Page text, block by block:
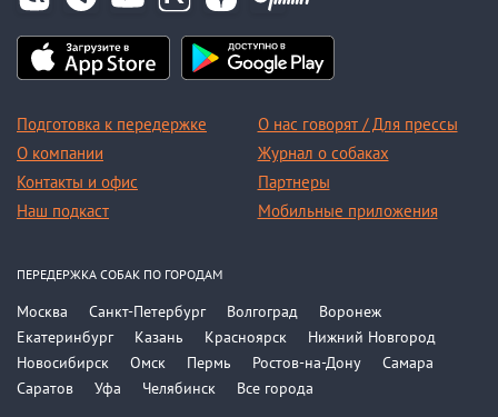
Подготовка к передержке
О компании
Контакты и офис
Наш подкаст
О нас говорят / Для прессы
Журнал о собаках
Партнеры
Мобильные приложения
ПЕРЕДЕРЖКА СОБАК ПО ГОРОДАМ
Москва Санкт-Петербург Волгоград
Воронеж
Екатеринбург
Казань Красноярск
Нижний Новгород
Новосибирск
Омск Пермь Ростов-на-Дону
Самара
Саратов
Уфа Челябинск Все города